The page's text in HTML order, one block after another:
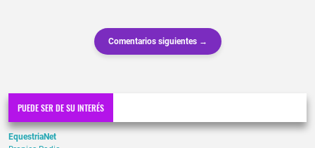
Comentarios siguientes →
PUEDE SER DE SU INTERÉS
EquestriaNet